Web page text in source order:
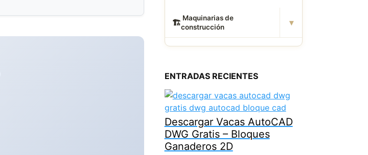
🏗 ️ Maquinarias de
construcción
▾
ENTRADAS RECIENTES
Descargar Vacas AutoCAD
DWG Gratis – Bloques
Ganaderos 2D